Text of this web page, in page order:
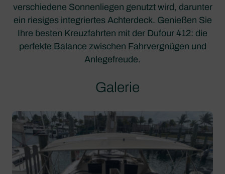
verschiedene Sonnenliegen genutzt wird, darunter
ein riesiges integriertes Achterdeck. Genießen Sie
Ihre besten Kreuzfahrten mit der Dufour 412: die
perfekte Balance zwischen Fahrvergnügen und
Anlegefreude.
Galerie